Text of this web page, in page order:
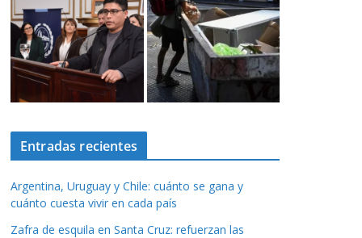
Entradas recientes
Argentina, Uruguay y Chile: cuánto se gana y
cuánto cuesta vivir en cada país
Zafra de esquila en Santa Cruz: refuerzan las